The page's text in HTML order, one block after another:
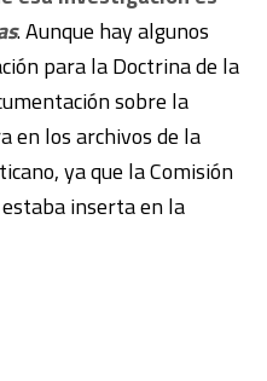
. Aunque hay algunos
para la Doctrina de la
sobre la
en los archivos de la
ya que la Comisión
inserta en la